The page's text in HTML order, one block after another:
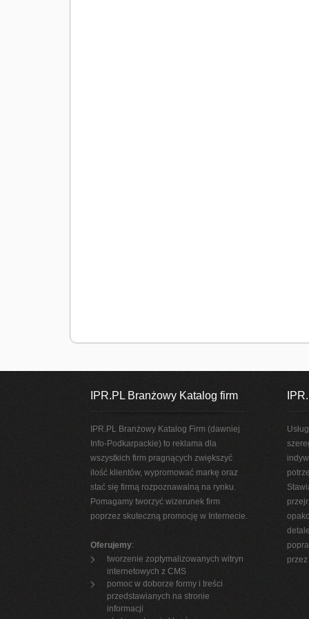
IPR.PL Branżowy Katalog firm
IPR.PL Branżowy Katalog Firm (dawniej
Info-Podkarpackie) to reklama dla
wszystkich firm pragnących zwiększyć
ilość klientów, wypromować markę oraz
stać się firmą rozpoznawalną na rynku.
Pomagamy tworzyć wizerunek firm
poprzez skuteczną promocję w Internecie.
Oferujemy:
tworzenie zoptymalizowanych witryn
internetowych z CMS
pomoc w doborze formy i treści
przedstawianych na stronie
informacji
przez